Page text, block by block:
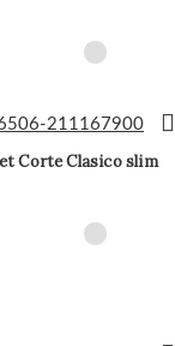
Corte Clasico slim